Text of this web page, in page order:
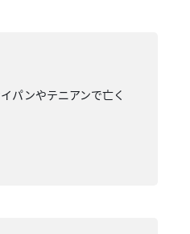
パンやテニアンで亡く